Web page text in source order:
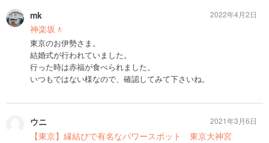
mk
神楽坂🚶
東京のお伊勢さま。
結婚式が行われていました。
行った時は赤福が食べられました。
いつもではない様なので、確認してみて下さいね。
2022年4月2日
ウニ
【東京】縁結びで有名なパワースポット 東京大神宮
2021年3月6日